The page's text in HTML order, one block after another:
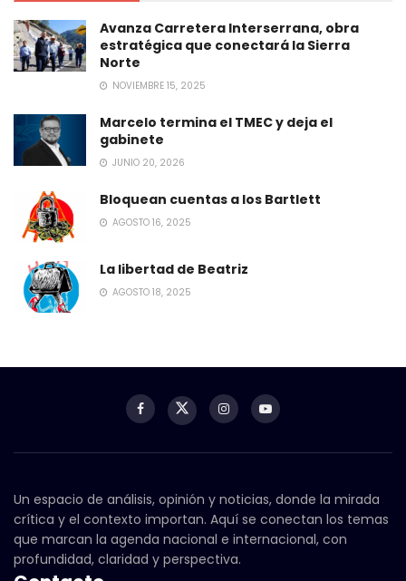
Avanza Carretera Interserrana, obra
estratégica que conectará la Sierra
Norte
NOVIEMBRE 15, 2025
Marcelo termina el TMEC y deja el
gabinete
JUNIO 20, 2026
Bloquean cuentas a los Bartlett
AGOSTO 16, 2025
La libertad de Beatriz
AGOSTO 18, 2025
Un espacio de análisis, opinión y noticias, donde la mirada
crítica y el contexto importan. Aquí se conectan los temas
que marcan la agenda nacional e internacional, con
profundidad, claridad y perspectiva.